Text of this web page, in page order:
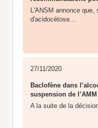
L'ANSM annonce
d'acidocétose...
27/11/2020
Baclofène dans
suspension de
A la suite de la